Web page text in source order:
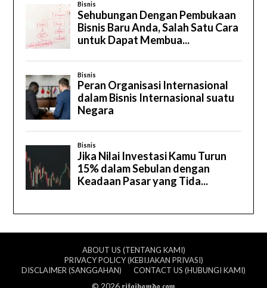
ABOUT US (TENTANG KAMI)
PRIVACY POLICY (KEBIJAKAN PRIVASI)
DISCLAIMER (SANGGAHAN)
CONTACT US (HUBUNGI KAMI)
© 2026 𝖗𝖎𝖋𝖆𝖎𝖍𝖆𝖒𝖉𝖆.𝖈𝖔𝖒